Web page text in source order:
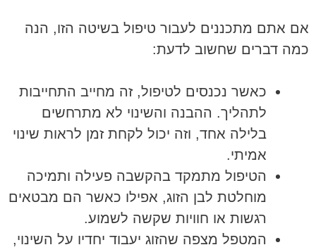
אם אתם מתכננים לעבור טיפול בשיטה הזו, הנה
כמה דברים שחשוב לדעת:
כאשר נכנסים לטיפול, זה מחייב התחייבות
לתהליך. ההבנה והשינוי לא מתרחשים
בלילה אחד, וזה יכול לקחת זמן לראות שינוי
אמיתי.
הטיפול מתמקד בהקשבה פעילה ותמיכה
מוחלטת לבן הזוג, אפילו כאשר הם מבטאים
רגשות או חוויות שקשה לשמוע.
המטפל מצפה שהזוג יעבוד יחדיו על השינוי,